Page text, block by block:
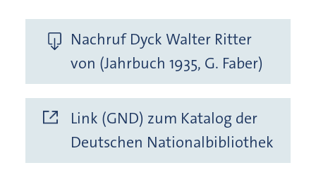
Nachruf Dyck Walter Ritter
von (Jahrbuch 1935, G. Faber)
Link (GND) zum Katalog der
Deutschen Nationalbibliothek